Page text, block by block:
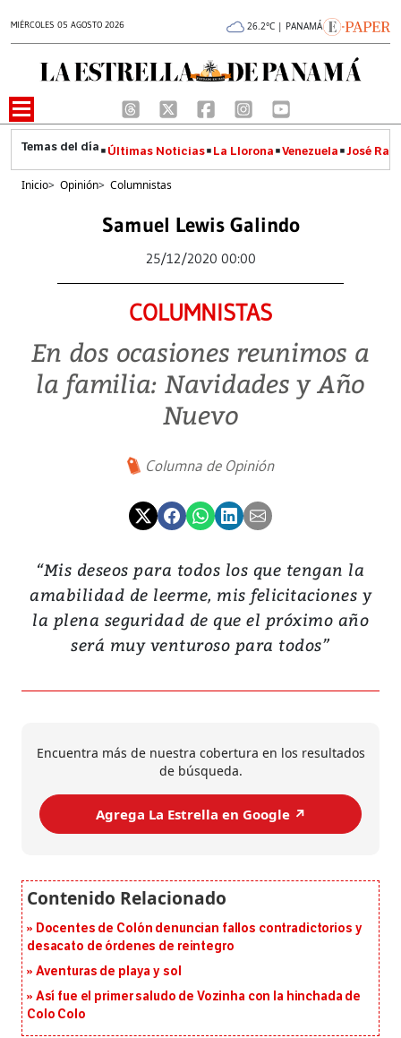
MIÉRCOLES 05 AGOSTO 2026 26.2°C | PANAMÁ
Últimas Noticias La Llorona Venezuela José
Inicio> Opinión> Columnistas
Samuel Lewis Galindo
25/12/2020 00:00
COLUMNISTAS
En dos ocasiones reunimos a
la familia: Navidades y Año
Nuevo
Columna de Opinión
“Mis deseos para todos los que tengan la
amabilidad de leerme, mis felicitaciones y
la plena seguridad de que el próximo año
será muy venturoso para todos”
Encuentra más de nuestra cobertura en los resultados
de búsqueda.
Agrega La Estrella en Google ↗️
Docentes de Colón denuncian fallos contradictorios y
desacato de órdenes de reintegro
Aventuras de playa y sol
Así fue el primer saludo de Vozinha con la hinchada de
Colo Colo